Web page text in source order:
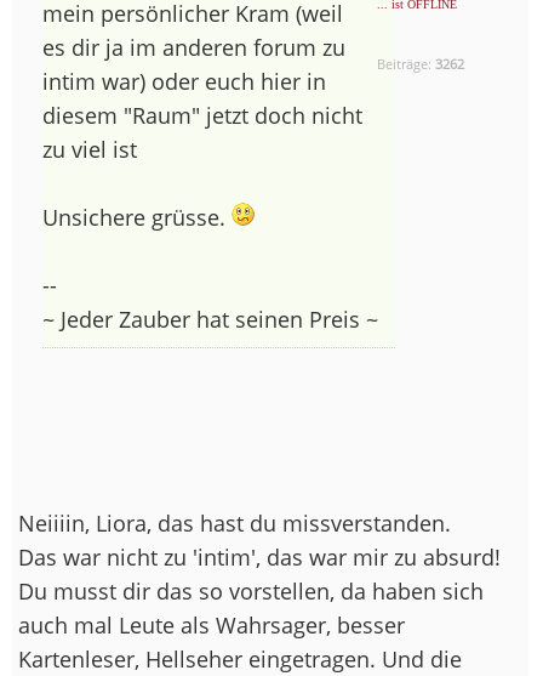
... ist OFFLINE
Beiträge:3262
mein persönlicher Kram (weil
es dir ja im anderen forum zu
intim war) oder euch hier in
diesem "Raum" jetzt doch nicht
zu viel ist
Unsichere grüsse.
--
~ Jeder Zauber hat seinen Preis ~
Neiiiin, Liora, das hast du missverstanden.
Das war nicht zu 'intim', das war mir zu absurd!
Du musst dir das so vorstellen, da haben sich
auch mal Leute als Wahrsager, besser
Kartenleser, Hellseher eingetragen. Und die